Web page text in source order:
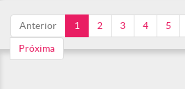
Anterior 1 2 3 4 5
Próxima